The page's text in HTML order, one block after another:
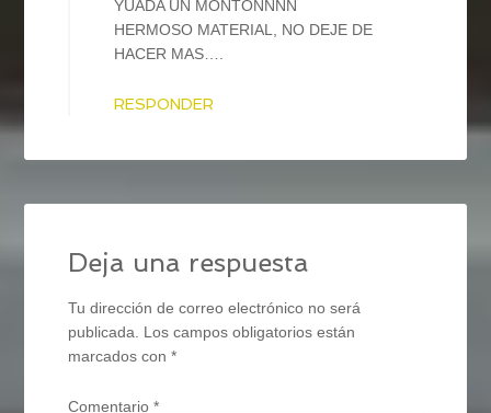
YUADA UN MONTONNNN
HERMOSO MATERIAL, NO DEJE DE
HACER MAS….
RESPONDER
Deja una respuesta
Tu dirección de correo electrónico no será
publicada.
Los campos obligatorios están
marcados con*
Comentario*